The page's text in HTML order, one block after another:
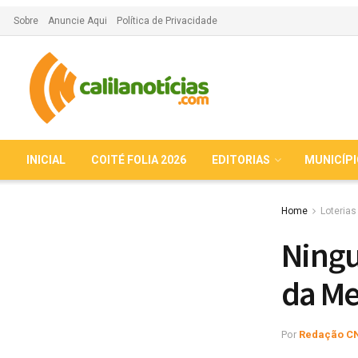
Sobre Anuncie Aqui Política de Privacidade
INICIAL COITÉ FOLIA 2026 EDITORIAS
Home Loterias
da
Por Redação